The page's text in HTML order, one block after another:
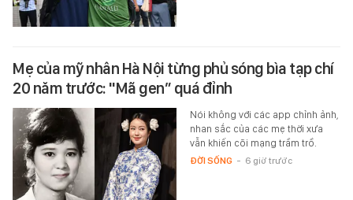
Mẹ của mỹ nhân Hà Nội từng phủ sóng bìa tạp chí
20 năm trước: "Mã gen” quá đỉnh
Nói không với các app chỉnh ảnh,
nhan sắc của các mẹ thời xưa
vẫn khiến cõi mạng trầm trồ.
ĐỜI SỐNG - 6 giờ trước